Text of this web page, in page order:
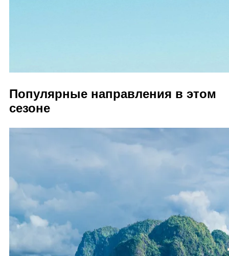
Популярные направления в этом
сезоне